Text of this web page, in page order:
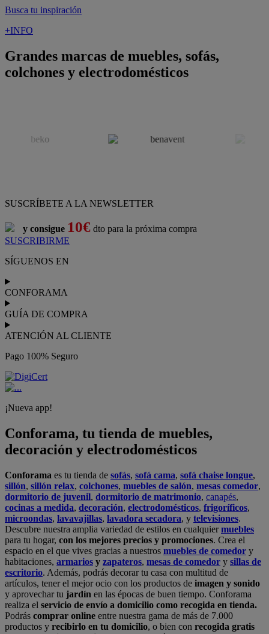
Busca tu inspiración
+INFO
Grandes marcas de muebles, sofás,
colchones y electrodomésticos
SUSCRÍBETE A LA NEWSLETTER
y consigue 10€ dto para la próxima compra
SUSCRIBIRME
SÍGUENOS EN
CONFORAMA
GUÍA DE COMPRA
ATENCIÓN AL CLIENTE
Pago 100% Seguro
¡Nueva app!
Conforama, tu tienda de muebles,
decoración y electrodomésticos
Conforama es tu tienda de sofás, sofá cama, sofá chaise longue,
sillón, sillón relax, colchones, muebles de salón, mesas comedor,
dormitorio de juvenil, dormitorio de matrimonio, canapés,
cocinas a medida, decoración, electrodomésticos, frigoríficos,
microondas, lavavajillas, lavadora secadora, y televisiones.
Descubre nuestra amplia variedad de estilos en cualquiermuebles
para tu hogar, con los mejores precios y promociones. Crea el
espacio en el que vives gracias a nuestros muebles de comedor y
habitaciones, armarios y zapateros, mesas de comedor y sillas de
escritorio. Además, podrás decorar tu casa con multitud de
artículos, tener el mejor ocio con los productos de imagen y sonido
y aprovechar tu jardín en las épocas de buen tiempo. Conforama
realiza el servicio de envío a domicilio como recogida en tienda.
Podrás comprar online entre nuestra gama de más de 7.000
productos y recibirlo en tu domicilio, o bien con recogida gratis